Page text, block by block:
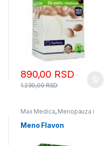
890,00 RSD
1.230,00RSD
Max Medica, Menopauza i
Srce i Krvni sudovi
Trudnoća
Meno Flavon